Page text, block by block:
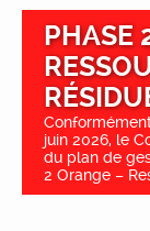
PHASE
juin 2026, le
du plan de
2 Orange –